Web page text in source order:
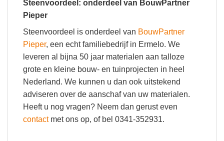
Steenvoordeel: onderdeel van BouwPartner
Pieper
Steenvoordeel is onderdeel van BouwPartner
Pieper, een echt familiebedrijf in Ermelo. We
leveren al bijna 50 jaar materialen aan talloze
grote en kleine bouw- en tuinprojecten in heel
Nederland. We kunnen u dan ook uitstekend
adviseren over de aanschaf van uw materialen.
Heeft u nog vragen? Neem dan gerust even
contactmet ons op, of bel 0341-352931.